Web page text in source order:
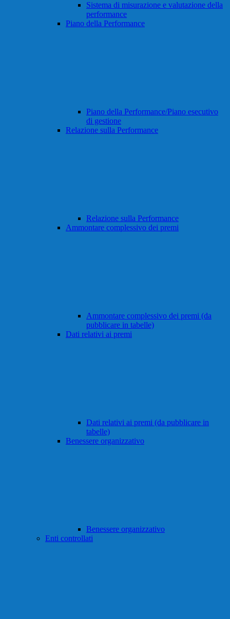
Sistema di misurazione e valutazione della
performance
Piano della Performance
Piano della Performance/Piano esecutivo
di gestione
Relazione sulla Performance
Relazione sulla Performance
Ammontare complessivo dei premi
Ammontare complessivo dei premi (da
pubblicare in tabelle)
Dati relativi ai premi
Dati relativi ai premi (da pubblicare in
tabelle)
Benessere organizzativo
Benessere organizzativo
Enti controllati